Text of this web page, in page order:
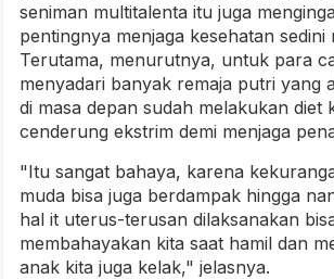
seniman multitalenta itu juga
pentingnya menjaga kesehatan sedini
Terutama, menurutnya, untuk para
menyadari banyak remaja putri yang
di masa depan sudah melakukan diet
cenderung ekstrim demi menjaga
"Itu sangat bahaya, karena
muda bisa juga berdampak hingga
hal it uterus-terusan dilaksanakan
membahayakan kita saat hamil dan
anak kita juga kelak," jelasnya.